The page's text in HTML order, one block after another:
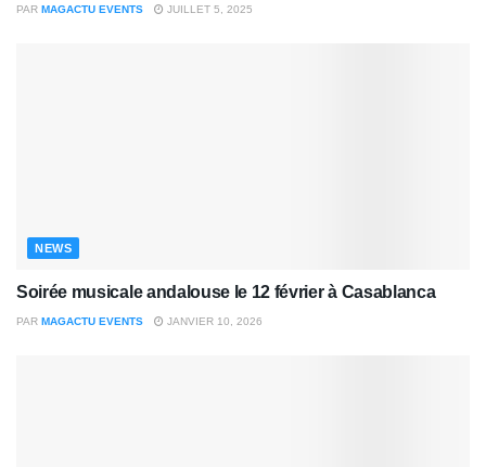
PAR MAGACTU EVENTS JUILLET 5, 2025
NEWS
Soirée musicale andalouse le 12 février à Casablanca
PAR MAGACTU EVENTS JANVIER 10, 2026